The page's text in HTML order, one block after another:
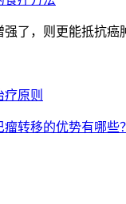
，则更能抵抗癌肿
原则
转移的优势有哪些？